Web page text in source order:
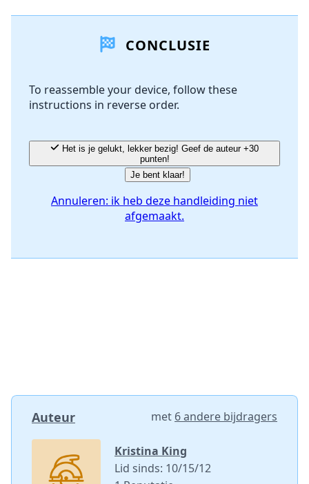
Voeg opmerking toe
Annuleren
CONCLUSIE
To reassemble your device, follow these
instructions in reverse order.
punten!
Je bent klaar!
Annuleren: ik heb deze handleiding niet
afgemaakt.
Auteur met 6 andere bijdragers
Kristina King
Lid sinds: 10/15/12